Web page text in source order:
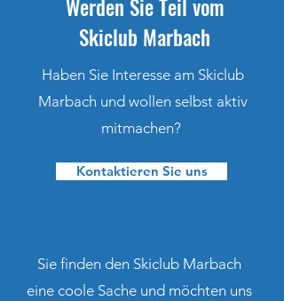
Werden Sie Teil vom
Skiclub Marbach
Haben Sie Interesse am Skiclub
Marbach und wollen selbst aktiv
mitmachen?
Kontaktieren Sie uns
Sie finden den Skiclub Marbach
eine coole Sache und möchten uns